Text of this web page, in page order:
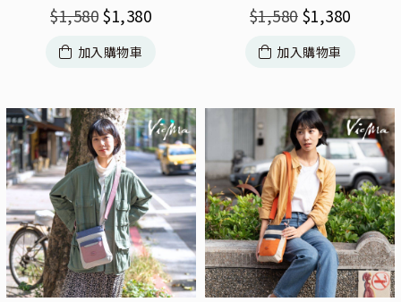
$1,580 $1,380
加入購物車
$1,580 $1,380
加入購物車